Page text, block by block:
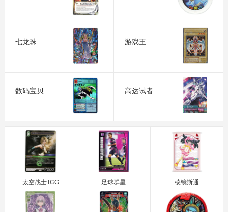
七龙珠 游戏王
数码宝贝 高达试者
太空战士TCG 足球群星 棱镜斯通